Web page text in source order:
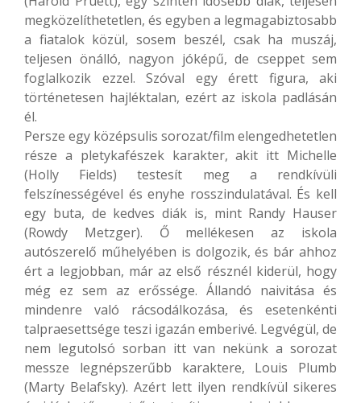
megközelíthetetlen, és egyben a legmagabiztosabb
a fiatalok közül, sosem beszél, csak ha muszáj,
teljesen önálló, nagyon jóképű, de cseppet sem
foglalkozik ezzel. Szóval egy érett figura, aki
történetesen hajléktalan, ezért az iskola padlásán
él.
Persze egy középsulis sorozat/film elengedhetetlen
része a pletykafészek karakter, akit itt Michelle
(Holly Fields) testesít meg a rendkívüli
felszínességével és enyhe rosszindulatával. És kell
egy buta, de kedves diák is, mint Randy Hauser
(Rowdy Metzger). Ő mellékesen az iskola
autószerelő műhelyében is dolgozik, és bár ahhoz
ért a legjobban, már az első résznél kiderül, hogy
még ez sem az erőssége. Állandó naivitása és
mindenre való rácsodálkozása, és esetenkénti
talpraesettsége teszi igazán emberivé. Legvégül, de
nem legutolsó sorban itt van nekünk a sorozat
messze legnépszerűbb karaktere, Louis Plumb
(Marty Belafsky). Azért lett ilyen rendkívül sikeres